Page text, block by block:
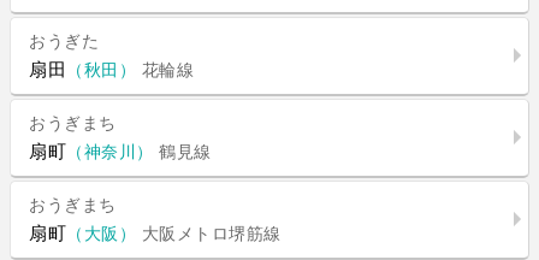
おうぎた
扇田 （秋田） 花輪線
おうぎまち
扇町 （神奈川） 鶴見線
おうぎまち
扇町 （大阪） 大阪メトロ堺筋線